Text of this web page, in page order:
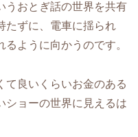
うおとぎ話の世界を共有
たずに、電車に揺られ
ように向かうのです。
て良いくらいお金のある
ショーの世界に見えるは